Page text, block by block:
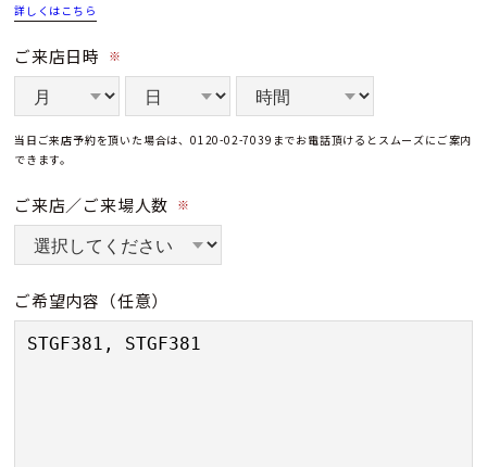
詳しくはこちら
ご来店日時 ※
当日ご来店予約を頂いた場合は、0120-02-7039までお電話頂けるとスムーズにご案内
できます。
ご来店／ご来場人数 ※
ご希望内容 （任意）